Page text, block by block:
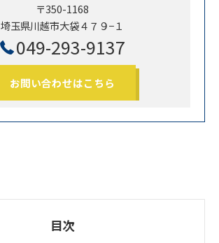
〒350-1168
埼玉県川越市大袋４７９−１
049-293-9137
お問い合わせはこちら
目次